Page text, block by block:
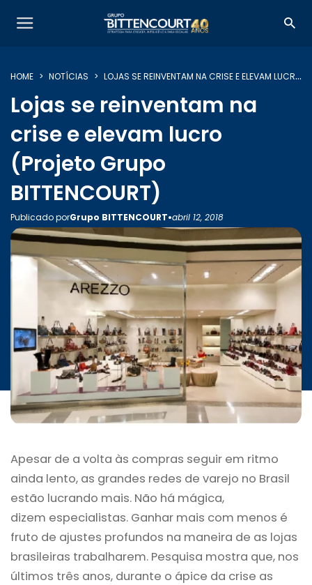
SOBRE NÓS
SERVIÇOS
INSIGHTS
INICIATIVAS
CONTATO
HOME NOTÍCIAS LOJAS SE REINVENTAM NA CRISE E ELEVAM LUCRO (PROJETO GRUPO BITTENCOURT)
Lojas se reinventam na
crise e elevam lucro
(Projeto Grupo
BITTENCOURT)
Publicado porGrupo BITTENCOURT•abril 12, 2018
Apesar de a volta às compras seguir em ritmo
ainda lento, as grandes redes de varejo no Brasil
estão lucrando mais. Não há mágica,
dizem especialistas. Ganhar mais com menos é
fruto de ajustes profundos na maneira de as lojas
brasileiras trabalharem. Pesquisa mostra que, nos
últimos três anos, durante o ápice da crise as